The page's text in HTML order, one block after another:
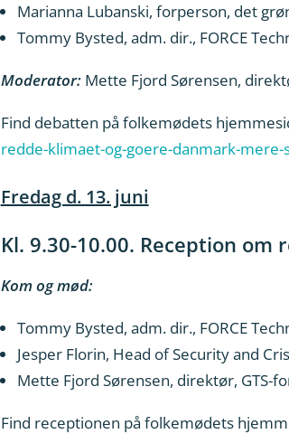
Marianna Lubanski, forperson, det
Tommy Bysted, adm. dir., FORCE
Moderator:Mette Fjord Sørensen,
Find debatten på folkemødets
redde-klimaet-og-goere-danmark-mere-
Fredag d. 13. juni
Kl. 9.30-10.00. Reception om
Kom og mød:
Tommy Bysted, adm. dir., FORCE
Jesper Florin, Head of Security and
Mette Fjord Sørensen, direktør, GTS-
Find receptionen på folkemødets